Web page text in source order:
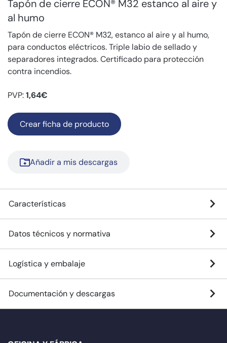
Tapón de cierre ECON® M32 estanco al aire y
al humo
Tapón de cierre ECON® M32, estanco al aire y al humo,
para conductos eléctricos. Triple labio de sellado y
separadores integrados. Certificado para protección
contra incendios.
PVP:1,64€
Crear ficha de producto
Añadir a mis descargas
Características
Datos técnicos y normativa
Logística y embalaje
Documentación y descargas